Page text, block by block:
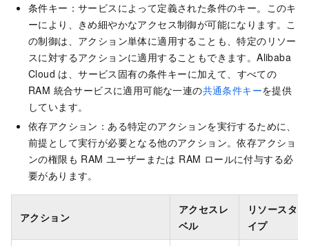
条件キー：サービスによって定義された条件のキー。このキ
ーにより、きめ細やかなアクセス制御が可能になります。こ
の制御は、アクション単体に適用することも、特定のリソー
スに対するアクションに適用することもできます。Alibaba
Cloud は、サービス固有の条件キーに加えて、すべての
RAM 統合サービスに適用可能な一連の共通条件キーを提供
しています。
依存アクション：ある特定のアクションを実行するために、
前提として実行が必要となる他のアクション。依存アクショ
ンの権限も RAM ユーザーまたは RAM ロールに付与する必
要があります。
アクション
アクセスレ
ベル
リソースタ
イプ